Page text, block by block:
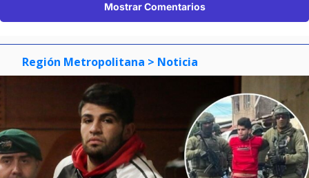
Mostrar Comentarios
Región Metropolitana > Noticia